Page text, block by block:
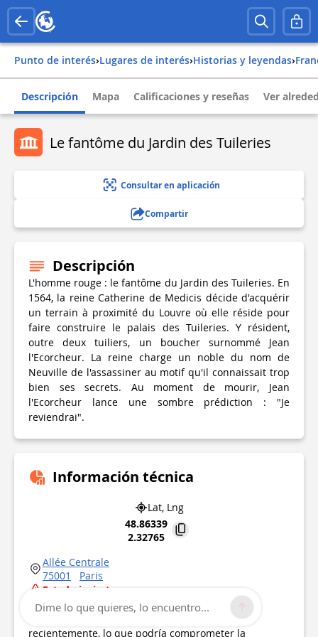
Punto de interés› Lugares de interés› Historias y leyendas›
Descripción Mapa Calificaciones y reseñas Ver
Le fantôme du Jardin des Tuileries
Consultar en aplicación
Compartir
Descripción
L'homme rouge : le fantôme du Jardin des Tuileries. En
1564, la reine Catherine de Medicis décide d'acquérir
un terrain à proximité du Louvre où elle réside pour
faire construire le palais des Tuileries. Y résident,
outre deux tuiliers, un boucher surnommé Jean
l'Ecorcheur. La reine charge un noble du nom de
Neuville de l'assassiner au motif qu'il connaissait trop
bien ses secrets. Au moment de mourir, Jean
l'Ecorcheur lance une sombre prédiction : "Je
reviendrai".
Información técnica
Lat, Lng
48.86339
2.32765
Allée Centrale
75001
Paris
Estado incierto
Punto de interés actualizado el01/01/1970
Este punto de interés no ha sido actualizado
recientemente, lo que podría comprometer la
Dime lo que quieres, lo encuentro...